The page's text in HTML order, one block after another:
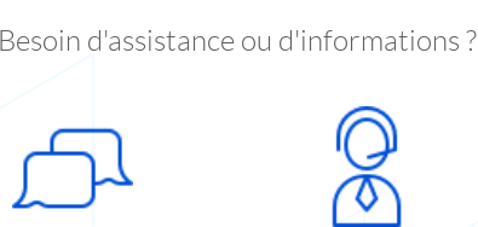
Besoin d'assistance ou d'informations ?